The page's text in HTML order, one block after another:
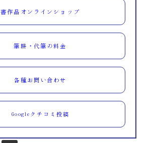
書作品オンラインショップ
筆耕・代筆の料金
各種お問い合わせ
Googleクチコミ投稿